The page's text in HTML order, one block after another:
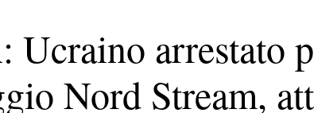
Ucraino arrestato
Nord Stream,